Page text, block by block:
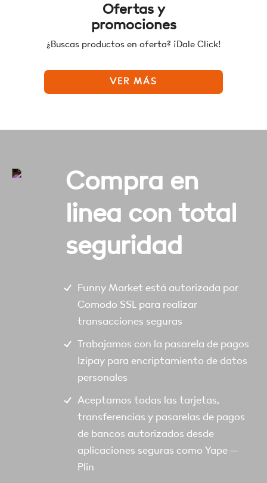
Ofertas y
promociones
¿Buscas productos en oferta? ¡Dale Click!
VER MÁS
Compra en
linea con total
seguridad
Funny Market está autorizada por
Comodo SSL para realizar
transacciones seguras
Trabajamos con la pasarela de pagos
Izipay para encriptamiento de datos
personales
Aceptamos todas las tarjetas,
transferencias y pasarelas de pagos
de bancos autorizados desde
aplicaciones seguras como Yape –
Plin